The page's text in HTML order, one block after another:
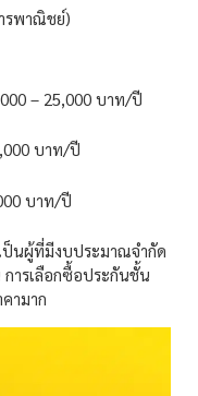
รพาณิชย์)
– 25,000 บาท/ปี
บาท/ปี
บาท/ปี
นผู้ที่มีงบประมาณจำกัด
การเลือกซื้อประกันชั้น
ามาก